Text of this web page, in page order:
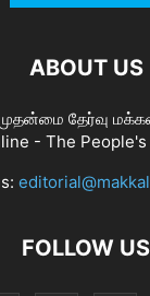
ABOUT US
தேர்வு
- The People's
FOLLOW US